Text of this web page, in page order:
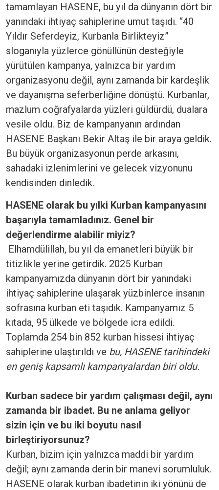
tamamlayan HASENE, bu yıl da dünyanın dört bir
yanındaki ihtiyaç sahiplerine umut taşıdı. “40
Yıldır Seferdeyiz, Kurbanla Birlikteyiz”
sloganıyla yüzlerce gönüllünün desteğiyle
yürütülen kampanya, yalnızca bir yardım
organizasyonu değil, aynı zamanda bir kardeşlik
ve dayanışma seferberliğine dönüştü. Kurbanlar,
mazlum coğrafyalarda yüzleri güldürdü, dualara
vesile oldu. Biz de kampanyanın ardından
HASENE Başkanı Bekir Altaş ile bir araya geldik.
Bu büyük organizasyonun perde arkasını,
sahadaki izlenimlerini ve gelecek vizyonunu
kendisinden dinledik.
HASENE olarak bu yılki Kurban kampanyasını
başarıyla tamamladınız. Genel bir
değerlendirme alabilir miyiz?
Elhamdülillah, bu yıl da emanetleri büyük bir
titizlikle yerine getirdik. 2025 Kurban
kampanyamızda dünyanın dört bir yanındaki
ihtiyaç sahiplerine ulaşarak yüzbinlerce insanın
sofrasına kurban eti taşıdık. Kampanyamız 5
kıtada, 95 ülkede ve bölgede icra edildi.
Toplamda 254 bin 852 kurban hissesi ihtiyaç
sahiplerine ulaştırıldı ve bu, HASENE tarihindeki
en geniş kapsamlı kampanyalardan biri oldu.
Kurban sadece bir yardım çalışması değil, aynı
zamanda bir ibadet. Bu ne anlama geliyor
sizin için ve bu iki boyutu nasıl
birleştiriyorsunuz?
Kurban, bizim için yalnızca maddi bir yardım
değil; aynı zamanda derin bir manevi sorumluluk.
HASENE olarak kurban ibadetinin iki yönünü de